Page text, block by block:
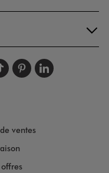
sursur
nous sur
nousnous
Suivez-
ventes